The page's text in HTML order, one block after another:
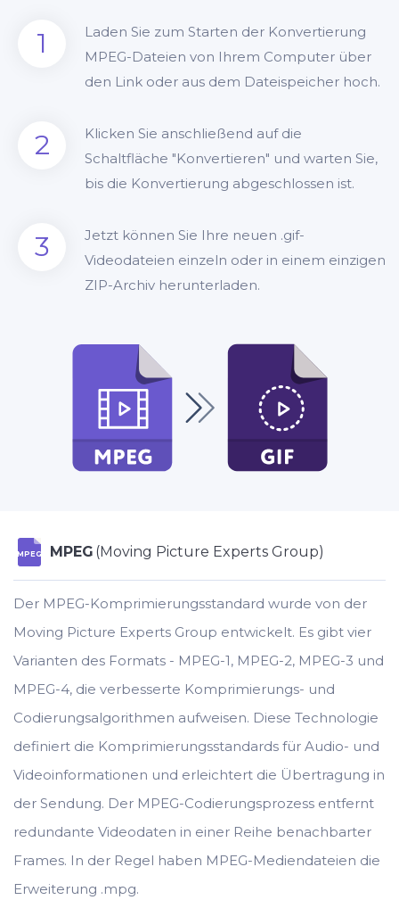
1
Laden Sie zum Starten der Konvertierung
MPEG-Dateien von Ihrem Computer über
den Link oder aus dem Dateispeicher hoch.
2
Klicken Sie anschließend auf die
Schaltfläche "Konvertieren" und warten Sie,
bis die Konvertierung abgeschlossen ist.
3
Jetzt können Sie Ihre neuen .gif-
Videodateien einzeln oder in einem einzigen
ZIP-Archiv herunterladen.
MPEG MPEG (Moving Picture Experts Group)
Der MPEG-Komprimierungsstandard wurde von der
Moving Picture Experts Group entwickelt. Es gibt vier
Varianten des Formats - MPEG-1, MPEG-2, MPEG-3 und
MPEG-4, die verbesserte Komprimierungs- und
Codierungsalgorithmen aufweisen. Diese Technologie
definiert die Komprimierungsstandards für Audio- und
Videoinformationen und erleichtert die Übertragung in
der Sendung. Der MPEG-Codierungsprozess entfernt
redundante Videodaten in einer Reihe benachbarter
Frames. In der Regel haben MPEG-Mediendateien die
Erweiterung .mpg.